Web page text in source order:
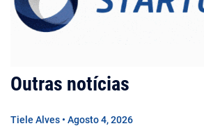
Outras notícias
Tiele Alves • Agosto 4, 2026